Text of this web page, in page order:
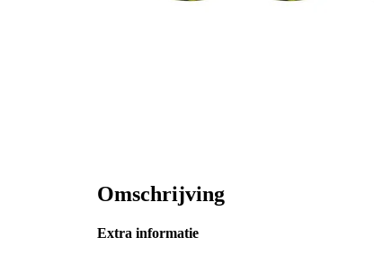
Omschrijving
Extra informatie